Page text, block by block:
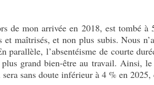
de mon arrivée en 2018, est tombé à
maîtrisés, et non plus subis. Nous
parallèle, l’absentéisme de courte
grand bien-être au travail. Ainsi,
sans doute inférieur à 4 % en